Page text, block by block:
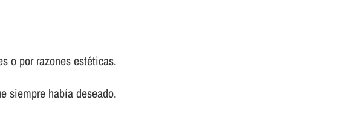
o por razones estéticas.
siempre habí­a deseado.